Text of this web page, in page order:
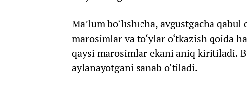
Ma’lum bo‘lishicha, avgustgacha
marosimlar va to‘ylar o‘tkazish qoida
qaysi marosimlar ekani aniq kiritiladi.
aylanayotgani sanab o‘tiladi.